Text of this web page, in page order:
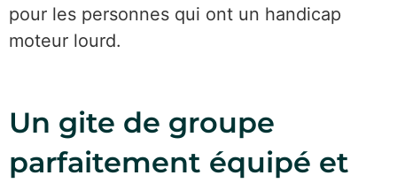
pour les personnes qui ont un handicap
moteur lourd.
Un gite de groupe
parfaitement équipé et